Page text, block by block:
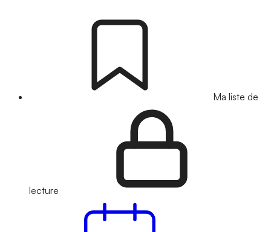
Ma liste de
lecture